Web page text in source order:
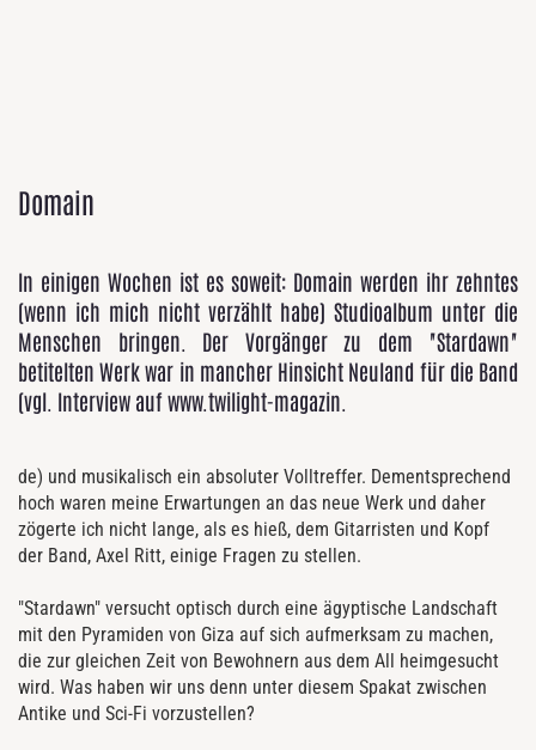
Domain
In einigen Wochen ist es soweit: Domain werden ihr zehntes
(wenn ich mich nicht verzählt habe) Studioalbum unter die
Menschen bringen. Der Vorgänger zu dem "Stardawn"
betitelten Werk war in mancher Hinsicht Neuland für die Band
(vgl. Interview auf www.twilight-magazin.
de) und musikalisch ein absoluter Volltreffer. Dementsprechend
hoch waren meine Erwartungen an das neue Werk und daher
zögerte ich nicht lange, als es hieß, dem Gitarristen und Kopf
der Band, Axel Ritt, einige Fragen zu stellen.
"Stardawn" versucht optisch durch eine ägyptische Landschaft
mit den Pyramiden von Giza auf sich aufmerksam zu machen,
die zur gleichen Zeit von Bewohnern aus dem All heimgesucht
wird. Was haben wir uns denn unter diesem Spakat zwischen
Antike und Sci-Fi vorzustellen?